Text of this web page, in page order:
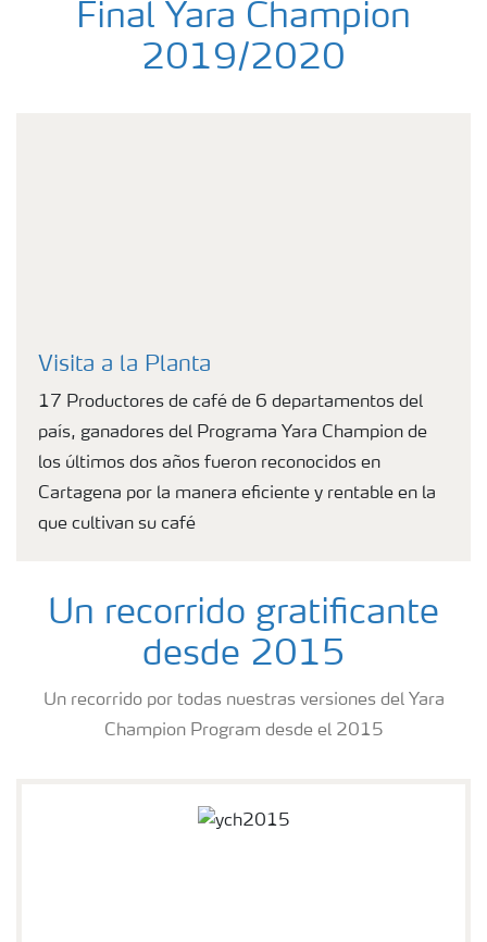
Final Yara Champion
2019/2020
Visita a la Planta
17 Productores de café de 6 departamentos del
país, ganadores del Programa Yara Champion de
los últimos dos años fueron reconocidos en
Cartagena por la manera eficiente y rentable en la
que cultivan su café
Un recorrido gratificante
desde 2015
Un recorrido por todas nuestras versiones del Yara
Champion Program desde el 2015